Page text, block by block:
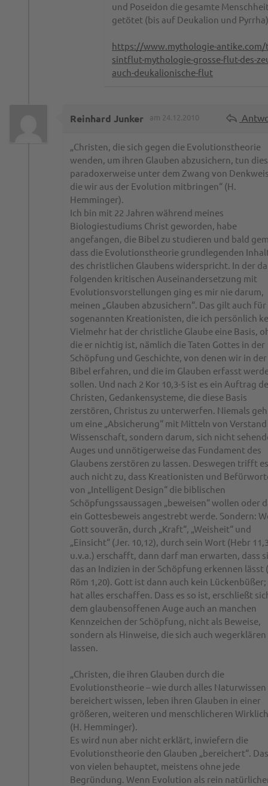
und Poseidon die gesamte
getötet (bis auf Deukalion und
https://www.mythologie-antike.com/
sintflut-mythologie-grosse-flut-des-
auch-deukalionische-flut
Reinhard Junker am 24.12.2010
„Christen, die sich gegen die Evolutionstheorie
wenden, um ihren Glauben abzusichern, tun dies
paradoxerweise unter dem Zwang von
die wir aus der Evolution mitbringen“ (H.
Hemminger).
Ich bin mit 22 Jahren während meines
Biologiestudiums Christ geworden, habe
angefangen, die Bibel zu studieren und bald
dass die Evolutionstheorie grundlegenden
des christlichen Glaubens widerspricht. In der
folgenden kritischen Auseinandersetzung mit
Evolutionsvorstellungen ging es mir nie darum,
meinen „Glauben abzusichern“. Das gilt auch
sogenannten Kreationisten, die ich persönlich
Vielmehr hat der christliche Glaube eine Basis,
die er nichtig ist, nämlich die Taten Gottes in der
Schöpfung und Geschichte, von denen wir in der
Bibel erfahren, und die im Glauben erfasst
sollen. Und nach 2 Kor 10,3-5 ist es ein Auftrag
Christen, Gedankensysteme, die diese Basis
zerstören, Christus zu unterwerfen. Niemals
um eine „Absicherung“ mit Mitteln von
Wissenschaft, sondern darum, sich nicht
Auges und unnötigerweise das Fundament des
Glaubens zerstören zu lassen. Deswegen trifft es
auch nicht zu, dass Kreationisten und
von „Intelligent Design“ die biblischen
Schöpfungssaussagen „beweisen“ wollen oder
ein Gottesbeweis angestrebt werde. Sondern:
Gott souverän, durch „Kraft“, „Weisheit“ und
„Einsicht“ (Jer. 10,12), durch sein Wort (Hebr
u.v.a.) erschafft, dann darf man erwarten, dass
das an Indizien in der Schöpfung erkennen lässt
Röm 1,20). Gott ist dann auch kein Lückenbüßer;
hat alles erschaffen. Dass es so ist, erschließt
dem glaubensoffenen Auge auch an manchen
Kennzeichen der Schöpfung, nicht als Beweise,
sondern als Hinweise, die sich auch wegerklären
lassen.
„Christen, die ihren Glauben durch die
Evolutionstheorie – wie durch alles Naturwissen
bereichert wissen, leben ihren Glauben in einer
größeren, weiteren und menschlicheren
(H. Hemminger).
Es wird nun aber nicht erklärt, inwiefern die
Evolutionstheorie den Glauben „bereichert“.
von vielen behauptet, meistens ohne jede
Begründung. Wenn Evolution als rein